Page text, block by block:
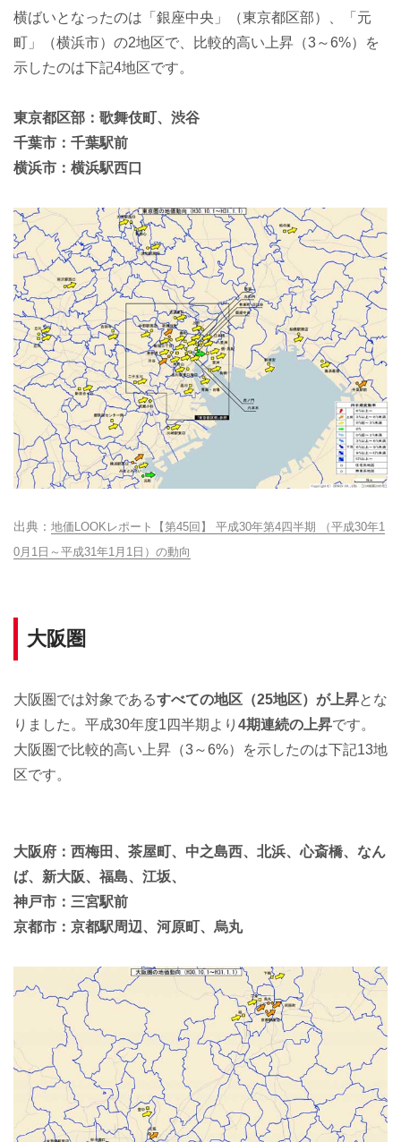
横ばいとなったのは「銀座中央」（東京都区部）、「元
町」（横浜市）の2地区で、比較的高い上昇（3～6%）を
示したのは下記4地区です。
東京都区部：歌舞伎町、渋谷
千葉市：千葉駅前
横浜市：横浜駅西口
地価LOOKレポート【第45回】 平成30年第4四半期 （平成30年1
0月1日～平成31年1月1日）の動向
大阪圏
大阪圏では対象であるすべての地区（25地区）が上昇とな
りました。平成30年度1四半期より 4期連続の上昇です。
大阪圏で比較的高い上昇（3～6%）を示したのは下記13地
区です。
大阪府：西梅田、茶屋町、中之島西、北浜、心斎橋、なん
ば、新大阪、福島、江坂、
神戸市：三宮駅前
京都市：京都駅周辺、河原町、烏丸